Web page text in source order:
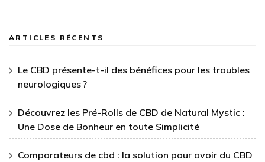
ARTICLES RÉCENTS
Le CBD présente-t-il des bénéfices pour les troubles
neurologiques ?
Découvrez les Pré-Rolls de CBD de Natural Mystic :
Une Dose de Bonheur en toute Simplicité
Comparateurs de cbd : la solution pour avoir du CBD